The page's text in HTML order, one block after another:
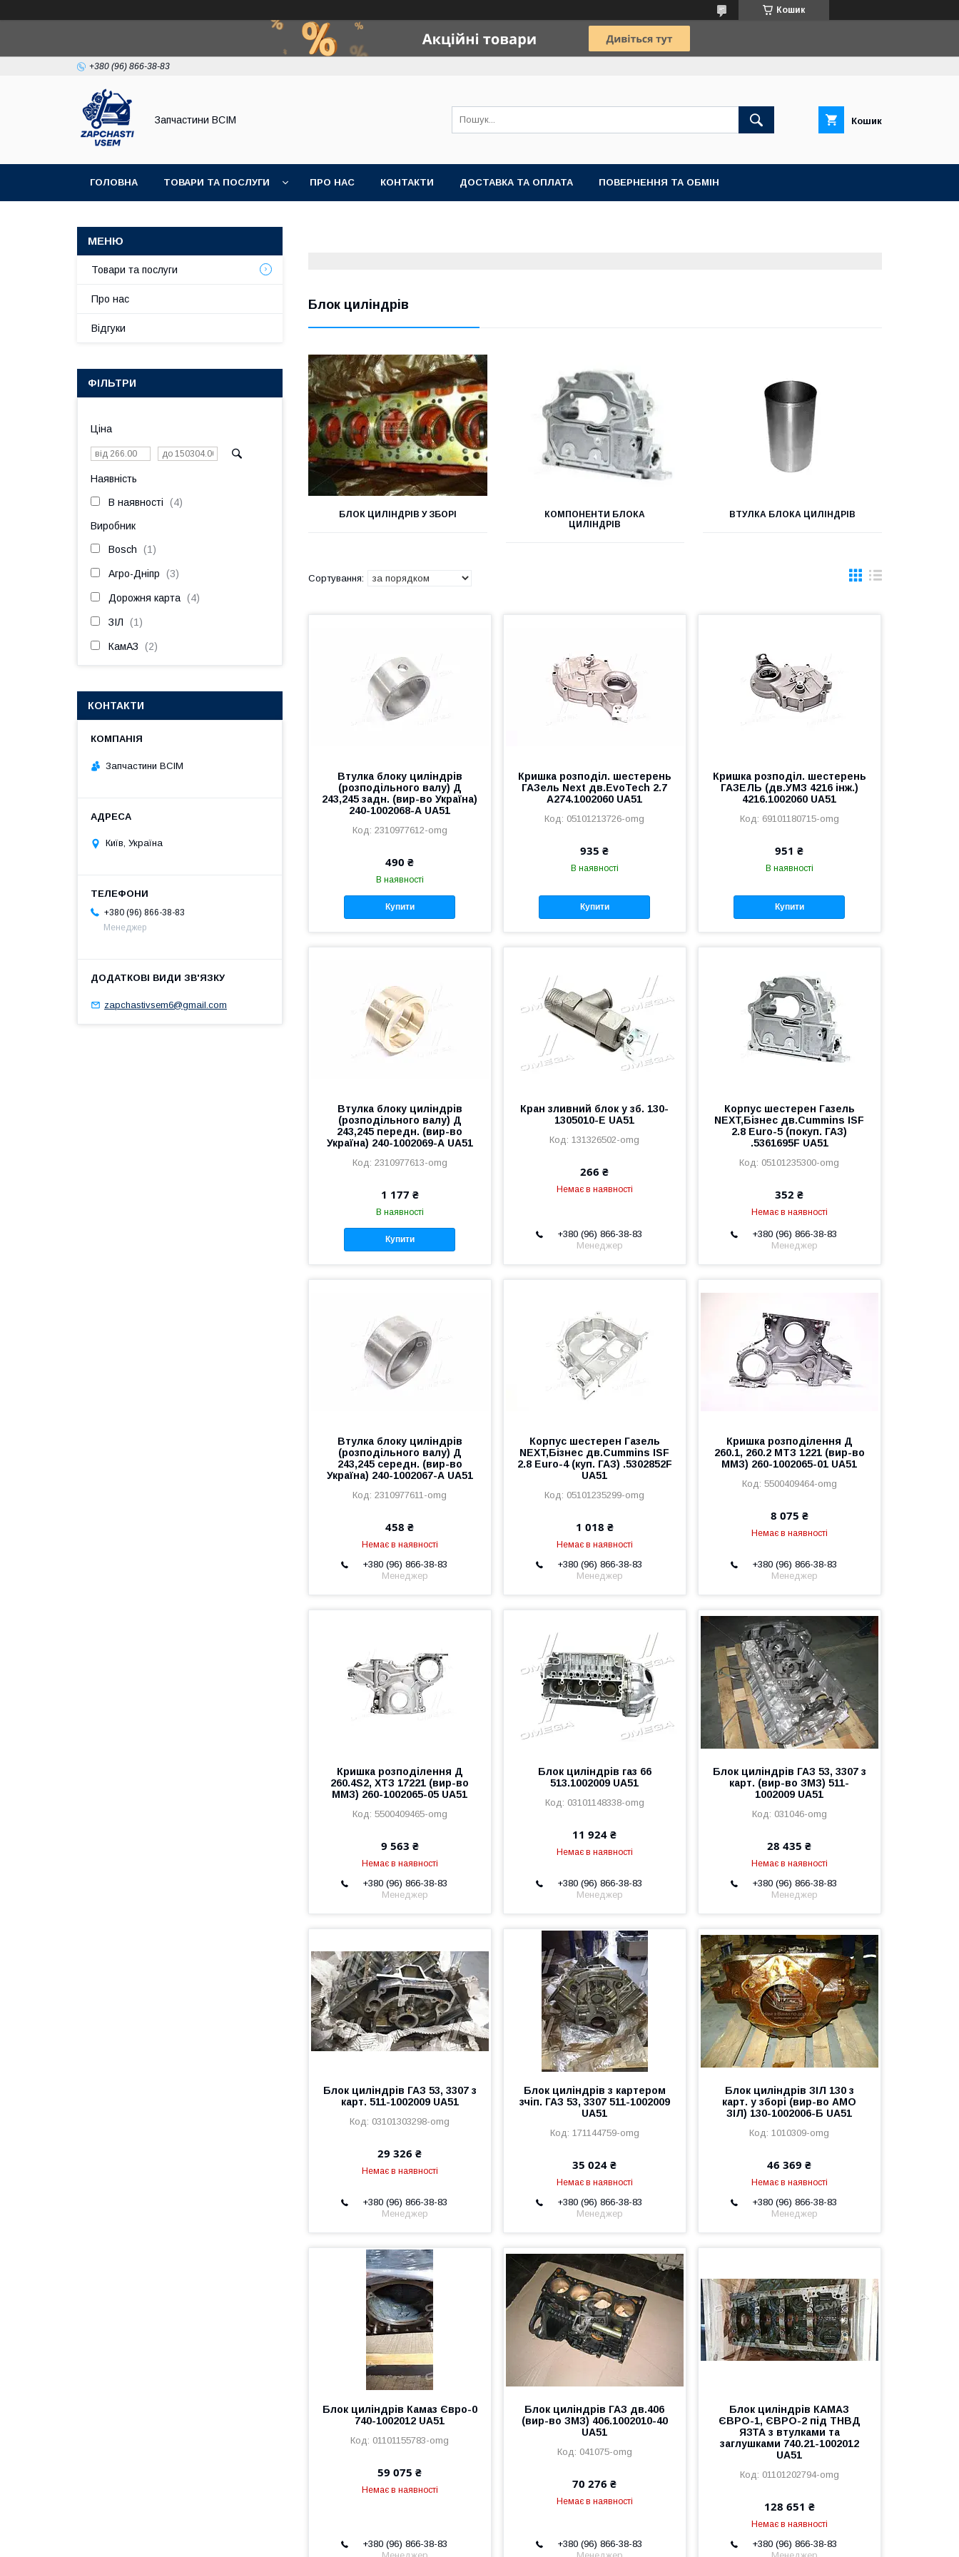
Кошик
+380 (96) 866-38-83
Запчастини ВСІМ Кошик
ГОЛОВНА ТОВАРИ ТА ПОСЛУГИ ПРО НАС КОНТАКТИ ДОСТАВКА ТА ОПЛАТА ПОВЕРНЕННЯ ТА ОБМІН
Блок циліндрів
БЛОК ЦИЛІНДРІВ У ЗБОРІ
КОМПОНЕНТИ БЛОКА
ЦИЛІНДРІВ
ВТУЛКА БЛОКА ЦИЛІНДРІВ
Втулка блоку циліндрів
(розподільного валу) Д
243,245 задн. (вир-во Україна)
240-1002068-А UA51
2310977612-omg
490 ₴
В наявності
Купити
Кришка розподіл. шестерень
ГАЗель Next дв.EvoTech 2.7
A274.1002060 UA51
05101213726-omg
935 ₴
В наявності
Купити
Кришка розподіл. шестерень
ГАЗЕЛЬ (дв.УМЗ 4216 інж.)
4216.1002060 UA51
69101180715-omg
951 ₴
В наявності
Купити
Втулка блоку циліндрів
(розподільного валу) Д
243,245 передн. (вир-во
Україна) 240-1002069-А UA51
2310977613-omg
1 177 ₴
В наявності
Купити
Кран зливний блок у зб. 130-
1305010-Е UA51
131326502-omg
266 ₴
Немає в наявності
+380 (96) 866-38-83
Менеджер
Корпус шестерен Газель
NEXT,Бізнес дв.Cummins ISF
2.8 Euro-5 (покуп. ГАЗ)
.5361695F UA51
05101235300-omg
352 ₴
Немає в наявності
+380 (96) 866-38-83
Менеджер
Втулка блоку циліндрів
(розподільного валу) Д
243,245 середн. (вир-во
Україна) 240-1002067-А UA51
2310977611-omg
458 ₴
Немає в наявності
+380 (96) 866-38-83
Менеджер
Корпус шестерен Газель
NEXT,Бізнес дв.Cummins ISF
2.8 Euro-4 (куп. ГАЗ) .5302852F
UA51
05101235299-omg
1 018 ₴
Немає в наявності
+380 (96) 866-38-83
Менеджер
Кришка розподілення Д
260.1, 260.2 МТЗ 1221 (вир-во
ММЗ) 260-1002065-01 UA51
5500409464-omg
8 075 ₴
Немає в наявності
+380 (96) 866-38-83
Менеджер
Кришка розподілення Д
260.4S2, ХТЗ 17221 (вир-во
ММЗ) 260-1002065-05 UA51
5500409465-omg
9 563 ₴
Немає в наявності
+380 (96) 866-38-83
Менеджер
Блок циліндрів газ 66
513.1002009 UA51
03101148338-omg
11 924 ₴
Немає в наявності
+380 (96) 866-38-83
Менеджер
Блок циліндрів ГАЗ 53, 3307 з
карт. (вир-во ЗМЗ) 511-
1002009 UA51
031046-omg
28 435 ₴
Немає в наявності
+380 (96) 866-38-83
Менеджер
Блок циліндрів ГАЗ 53, 3307 з
карт. 511-1002009 UA51
03101303298-omg
29 326 ₴
Немає в наявності
+380 (96) 866-38-83
Менеджер
Блок циліндрів з картером
зчіп. ГАЗ 53, 3307 511-1002009
UA51
171144759-omg
35 024 ₴
Немає в наявності
+380 (96) 866-38-83
Менеджер
Блок циліндрів ЗІЛ 130 з
карт. у зборі (вир-во АМО
ЗІЛ) 130-1002006-Б UA51
1010309-omg
46 369 ₴
Немає в наявності
+380 (96) 866-38-83
Менеджер
Блок циліндрів Камаз Євро-0
740-1002012 UA51
01101155783-omg
59 075 ₴
Немає в наявності
+380 (96) 866-38-83
Блок циліндрів ГАЗ дв.406
(вир-во ЗМЗ) 406.1002010-40
UA51
041075-omg
70 276 ₴
Немає в наявності
+380 (96) 866-38-83
Блок циліндрів КАМАЗ
ЄВРО-1, ЄВРО-2 під ТНВД
ЯЗТА з втулками та
заглушками 740.21-1002012
UA51
01101202794-omg
128 651 ₴
Немає в наявності
+380 (96) 866-38-83
Товари та послуги
Про нас
Відгуки
ФІЛЬТРИ
Ціна
Наявність
В наявності 4
Виробник
Bosch 1
Агро-Дніпр 3
Дорожня карта 4
ЗІЛ 1
КамАЗ 2
КОНТАКТИ
Запчастини ВСІМ
Київ, Україна
+380 (96) 866-38-83
Менеджер
zapchastivsem6@gmail.com